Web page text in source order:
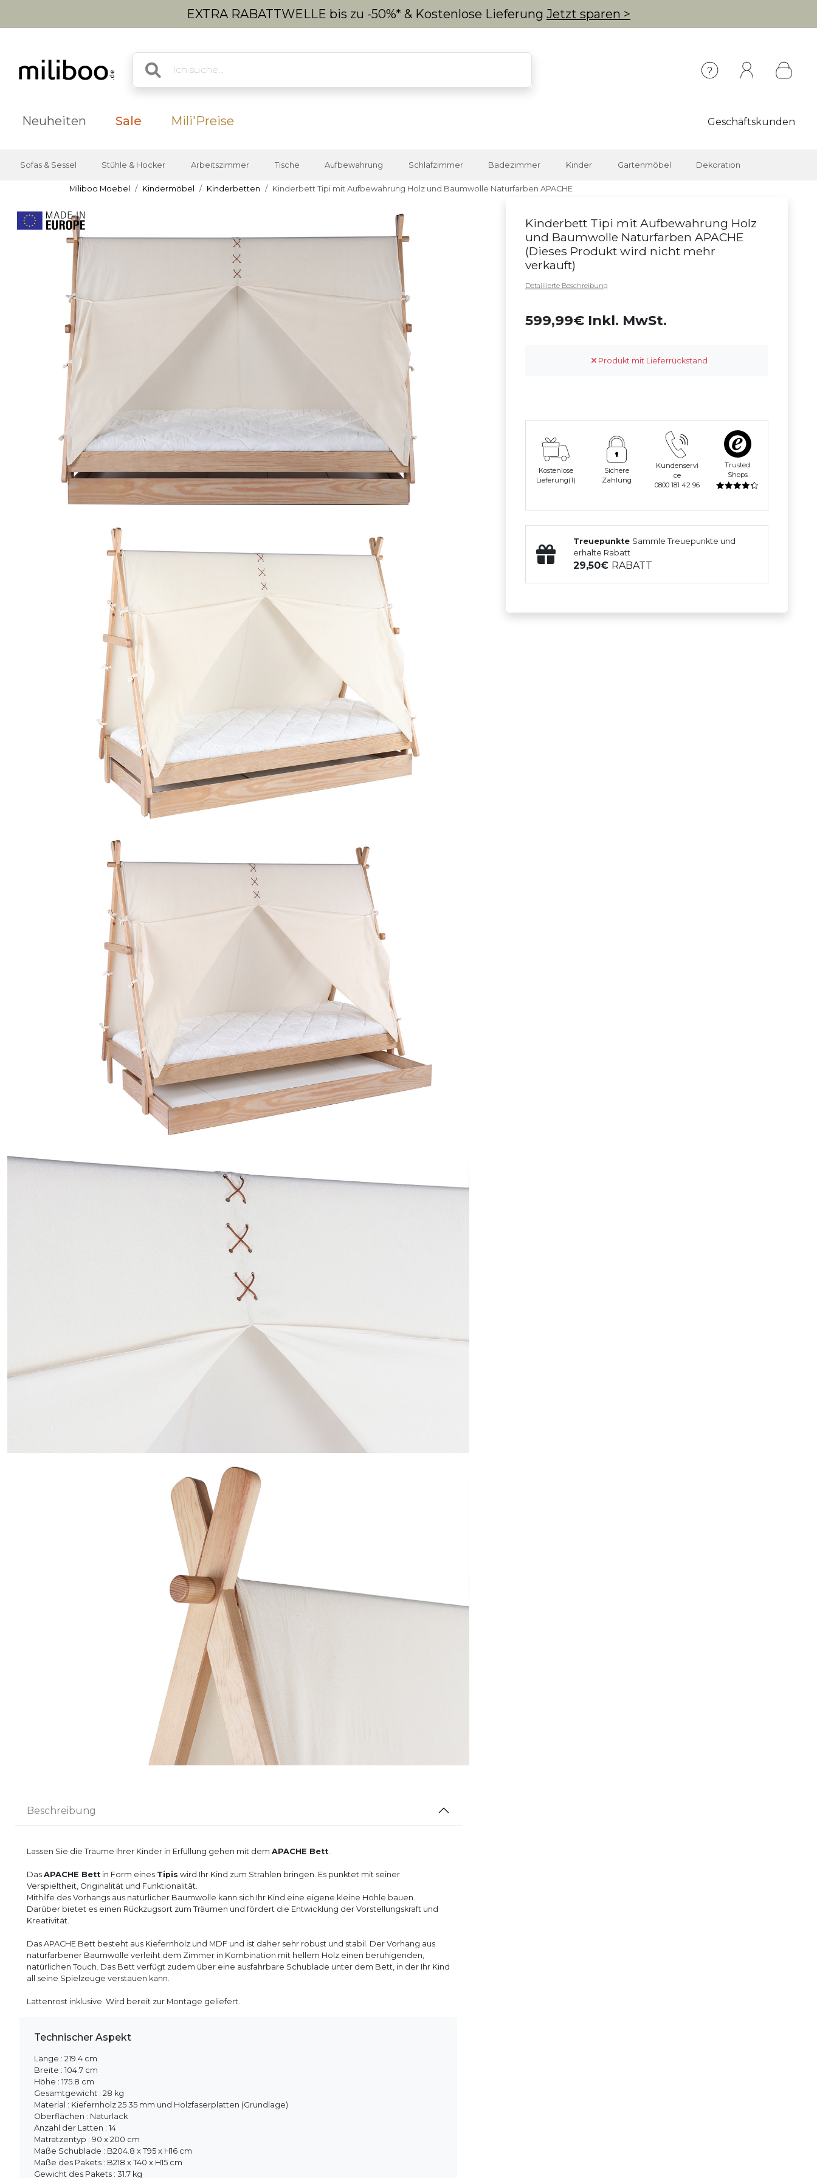
EXTRA RABATTWELLE bis zu -50%* & Kostenlose Lieferung Jetzt sparen >
Neuheiten Sale Mili'Preise Geschäftskunden
Sofas & Sessel Stühle & Hocker Arbeitszimmer Tische Aufbewahrung Schlafzimmer Badezimmer Kinder Gartenmöbel Dekoration
Miliboo Moebel Kindermöbel Kinderbetten Kinderbett Tipi mit Aufbewahrung Holz und Baumwolle Naturfarben APACHE
Kinderbett Tipi mit Aufbewahrung Holz
und Baumwolle Naturfarben APACHE
(Dieses Produkt wird nicht mehr
verkauft)
Detaillierte Beschreibung
599,99€ Inkl. MwSt.
Produkt mit Lieferrückstand
Kostenlose
Lieferung(1)
Sichere
Zahlung
Kundenservi
ce
0800 181 42 96
Trusted
Shops
Treuepunkte Sammle Treuepunkte und
erhalte Rabatt
29,50 RABATT
Beschreibung
Lassen Sie die Träume Ihrer Kinder in Erfüllung gehen mit dem APACHE Bett.
Das APACHE Bett in Form eines Tipis wird Ihr Kind zum Strahlen bringen. Es punktet mit seiner
Verspieltheit, Originalität und Funktionalität.
Mithilfe des Vorhangs aus natürlicher Baumwolle kann sich Ihr Kind eine eigene kleine Höhle bauen.
Darüber bietet es einen Rückzugsort zum Träumen und fördert die Entwicklung der Vorstellungskraft und
Kreativität.
Das APACHE Bett besteht aus Kiefernholz und MDF und ist daher sehr robust und stabil. Der Vorhang aus
naturfarbener Baumwolle verleiht dem Zimmer in Kombination mit hellem Holz einen beruhigenden,
natürlichen Touch. Das Bett verfügt zudem über eine ausfahrbare Schublade unter dem Bett, in der Ihr Kind
all seine Spielzeuge verstauen kann.
Lattenrost inklusive. Wird bereit zur Montage geliefert.
Technischer Aspekt
Länge : 219.4 cm
Breite : 104.7 cm
Höhe : 175.8 cm
Gesamtgewicht : 28 kg
Material : Kiefernholz 25 35 mm und Holzfaserplatten (Grundlage)
Oberflächen : Naturlack
Anzahl der Latten : 14
Matratzentyp : 90 x 200 cm
Maße Schublade : B204.8 x T95 x H16 cm
Maße des Pakets : B218 x T40 x H15 cm
Gewicht des Pakets : 31.7 kg